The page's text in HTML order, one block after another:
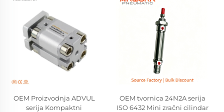
Kompatibilan s CKD-om
OEM Proizvodnja ADVUL
serija Kompaktni
OEM tvornica 24N2A serija
ISO 6432 Mini zračni cilindar